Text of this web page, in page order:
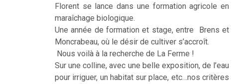
Florent se lance dans une formation agricole en
maraîchage biologique.
Une année de formation et stage, entre Brens et
Moncrabeau, où le désir de cultiver s’accroît.
Nous voilà à la recherche de La Ferme !
Sur une colline, avec une belle exposition, de l’eau
pour irriguer, un habitat sur place, etc…nos critères